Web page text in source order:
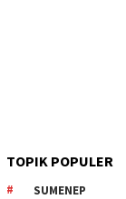
TOPIK POPULER
SUMENEP